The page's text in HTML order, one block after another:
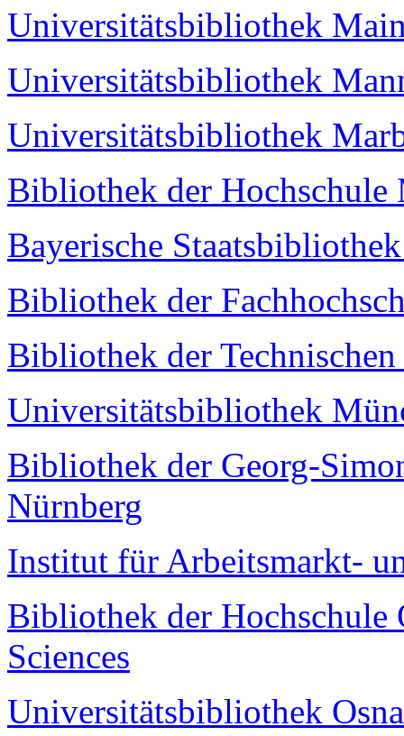
Universitätsbibliothek
Universitätsbibliothek
Universitätsbibliothek
Bibliothek der Hochschule
Bayerische
Bibliothek der
Bibliothek der
Universitätsbibliothek
Bibliothek der Georg-
Nürnberg
Institut für Arbeitsmarkt-
Bibliothek der
Sciences
Universitätsbibliothek